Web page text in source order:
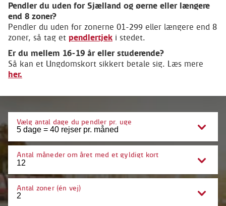
Pendler du uden for Sjælland og øerne eller længere
end 8 zoner?
Pendler du uden for zonerne 01-299 eller længere end 8
zoner, så tag et pendlertjek i stedet.
Er du mellem 16-19 år eller studerende?
Så kan et Ungdomskort sikkert betale sig. Læs mere
her.
Vælg antal dage du pendler pr. uge
Antal måneder om året med et gyldigt kort
Antal zoner (én vej)